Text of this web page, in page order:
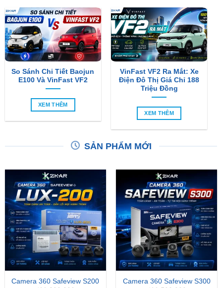
So Sánh Chi Tiết Baojun
E100 Và VinFast VF2
XEM THÊM
VinFast VF2 Ra Mắt: Xe
Điện Đô Thị Giá Chỉ 188
Triệu Đồng
XEM THÊM
SẢN PHẨM MỚI
Camera 360 Safeview S200
Camera 360 Safeview S300